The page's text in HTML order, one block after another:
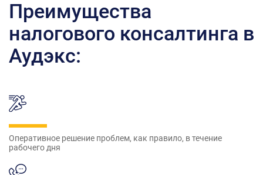
Преимущества
налогового консалтинга в
Аудэкс:
Оперативное решение проблем, как правило, в течение
рабочего дня